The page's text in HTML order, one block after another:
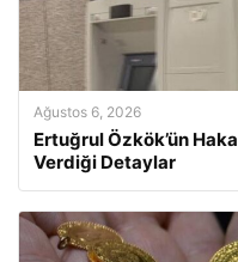
Ağustos 6, 2026
Ertuğrul Özkök’ün
Verdiği Detaylar